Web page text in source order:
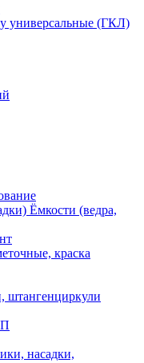
универсальные (ГКЛ)
Ёмкости (ведра,
краска
штангенциркули
насадки,